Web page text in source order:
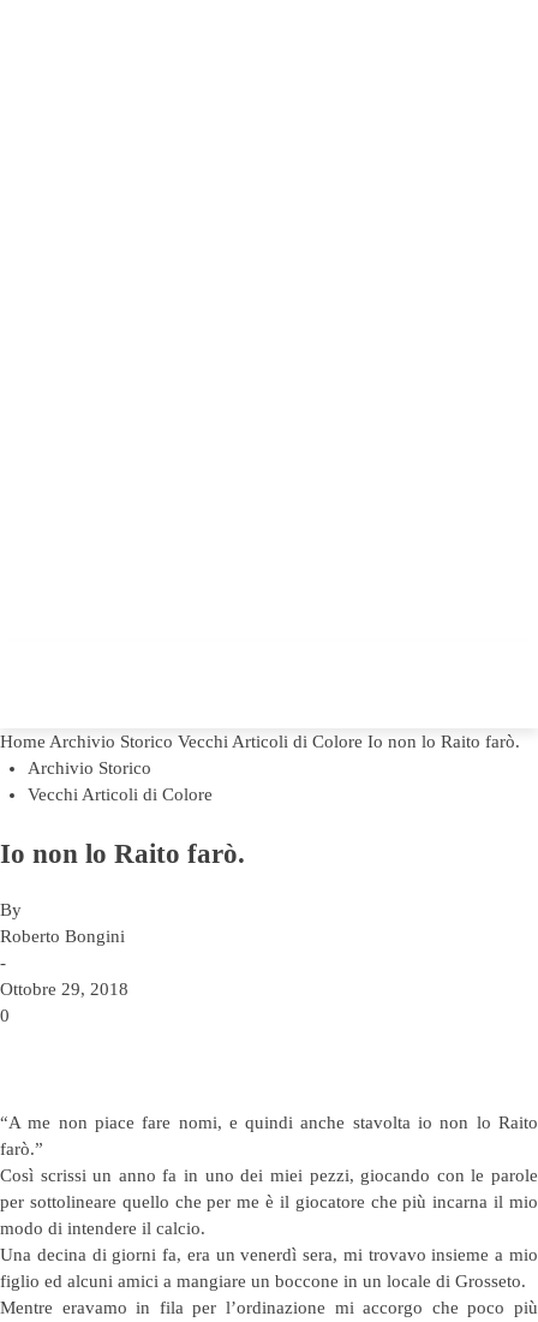
Home Archivio Storico Vecchi Articoli di Colore Io non lo Raito farò.
Archivio Storico
Vecchi Articoli di Colore
Io non lo Raito farò.
By
Roberto Bongini
-
Ottobre 29, 2018
0
“A me non piace fare nomi, e quindi anche stavolta io non lo Raito
farò.”
Così scrissi un anno fa in uno dei miei pezzi, giocando con le parole
per sottolineare quello che per me è il giocatore che più incarna il mio
modo di intendere il calcio.
Una decina di giorni fa, era un venerdì sera, mi trovavo insieme a mio
figlio ed alcuni amici a mangiare un boccone in un locale di Grosseto.
Mentre eravamo in fila per l’ordinazione mi accorgo che poco più